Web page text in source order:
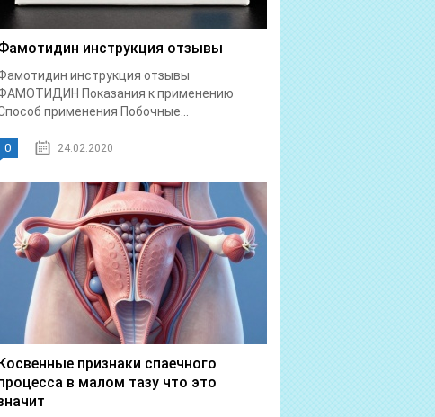
инструкция отзывы
инструкция отзывы
Показания к применению
применения Побочные...
0 24.02.2020
признаки спаечного
в малом тазу что это